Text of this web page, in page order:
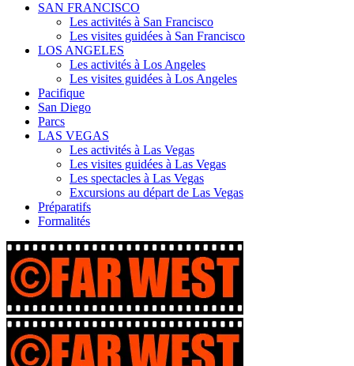
SAN FRANCISCO
Les activités à San Francisco
Les visites guidées à San Francisco
LOS ANGELES
Les activités à Los Angeles
Les visites guidées à Los Angeles
Pacifique
San Diego
Parcs
LAS VEGAS
Les activités à Las Vegas
Les visites guidées à Las Vegas
Les spectacles à Las Vegas
Excursions au départ de Las Vegas
Préparatifs
Formalités